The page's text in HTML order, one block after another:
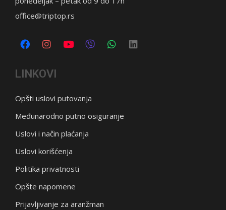
office@triptop.rs
LINKOVI
Opšti uslovi putovanja
Međunarodno putno osiguranje
Uslovi i način plaćanja
Uslovi korišćenja
Politika privatnosti
Opšte napomene
Prijavljivanje za aranžman